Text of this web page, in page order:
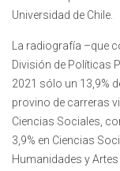
Universidad de Chile.
La radiografía –que
División de Políticas
2021 sólo un 13,9%
provino de carreras
Ciencias Sociales,
3,9% en Ciencias
Humanidades y